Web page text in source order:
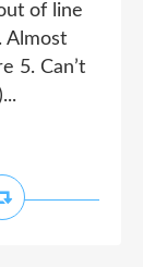
of line
Almost
5. Can’t